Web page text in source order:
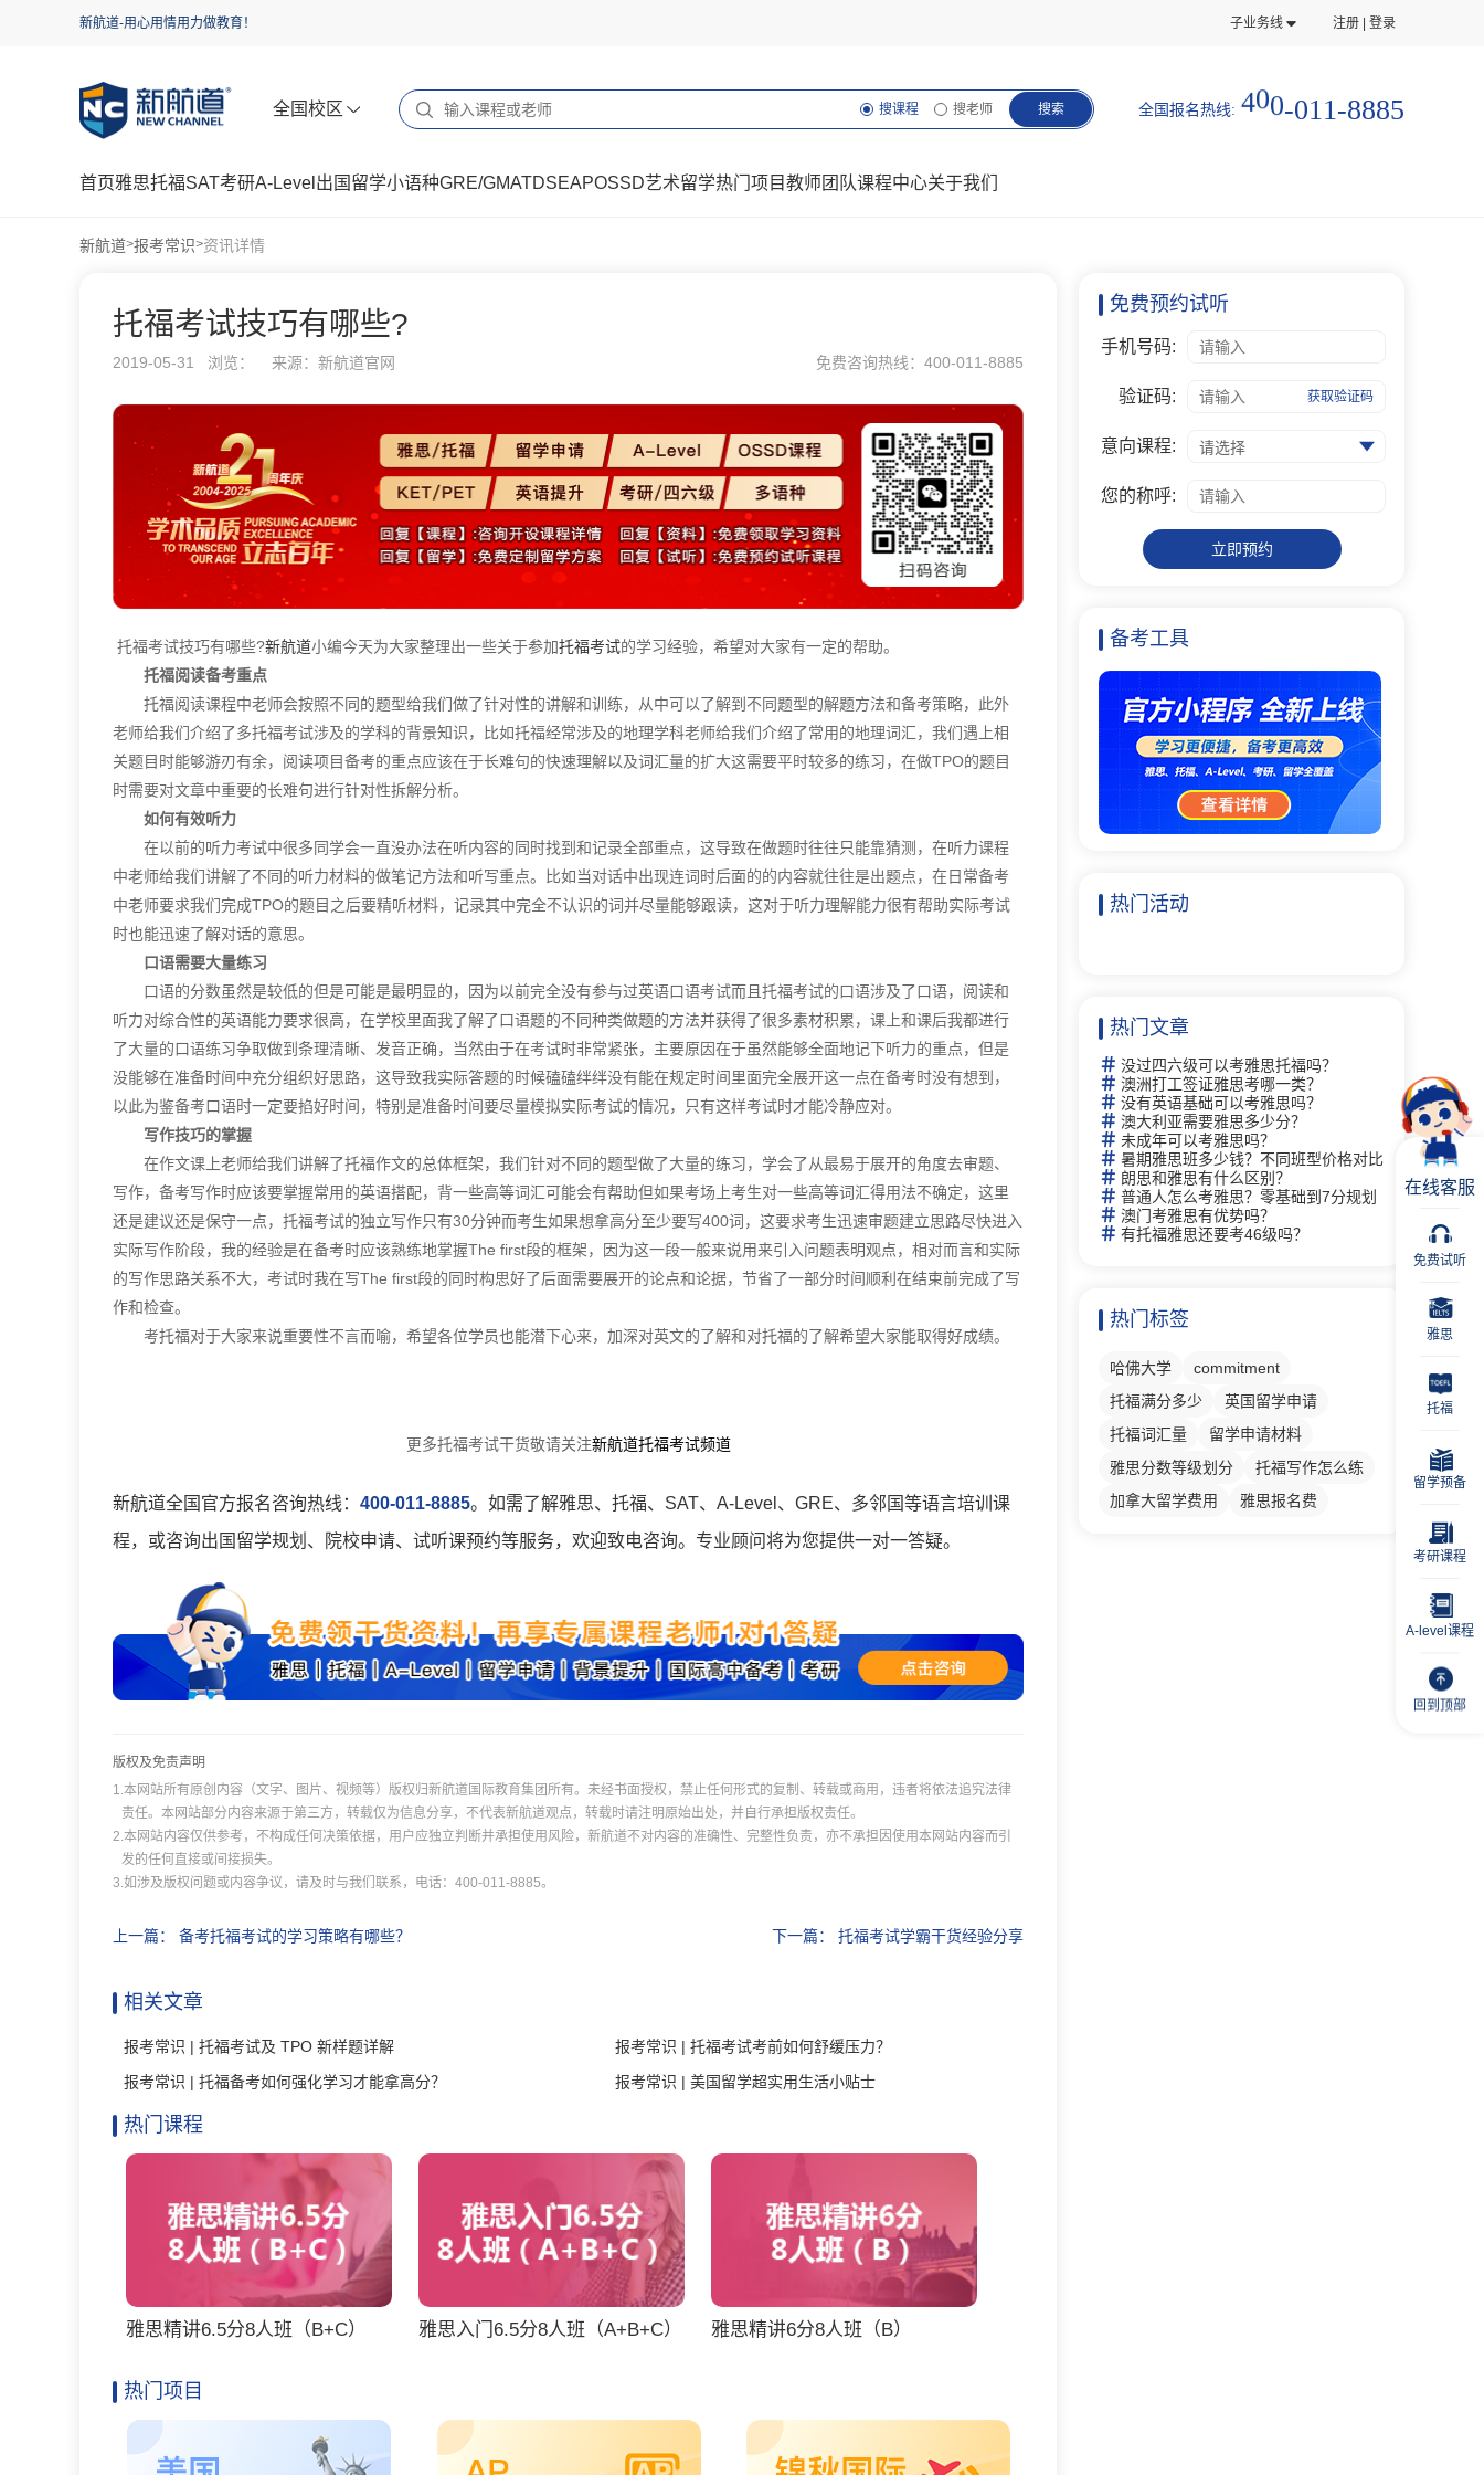
新航道-用心用情用力做教育！ 子业务线 注册 | 登录
全国校区 搜课程 搜老师 搜索 全国报名热线: 400-01 1 8885
首页雅思托福SAT考研A-Level 出国留学小语种GRE/GMATDSEAPOSSD艺术留学热门项目教师团队课程中心关于我们
新航道>报考常识>资讯详情
托福考试技巧有哪些?
2019-05-31 浏览： 来源：新航道官网 免费咨询热线：400-011-8885
托福考试技巧有哪些?新航道小编今天为大家整理出一些关于参加托福考试的学习经验，希望对大家有一定的帮助。
托福阅读备考重点
托福阅读课程中老师会按照不同的题型给我们做了针对性的讲解和训练，从中可以了解到不同题型的解题方法和备考策略，此外
老师给我们介绍了多托福考试涉及的学科的背景知识，比如托福经常涉及的地理学科老师给我们介绍了常用的地理词汇，我们遇上相
关题目时能够游刃有余，阅读项目备考的重点应该在于长难句的快速理解以及词汇量的扩大这需要平时较多的练习，在做TPO的题目
时需要对文章中重要的长难句进行针对性拆解分析。
如何有效听力
在以前的听力考试中很多同学会一直没办法在听内容的同时找到和记录全部重点，这导致在做题时往往只能靠猜测，在听力课程
中老师给我们讲解了不同的听力材料的做笔记方法和听写重点。比如当对话中出现连词时后面的的内容就往往是出题点，在日常备考
中老师要求我们完成TPO的题目之后要精听材料，记录其中完全不认识的词并尽量能够跟读，这对于听力理解能力很有帮助实际考试
时也能迅速了解对话的意思。
口语需要大量练习
口语的分数虽然是较低的但是可能是最明显的，因为以前完全没有参与过英语口语考试而且托福考试的口语涉及了口语，阅读和
听力对综合性的英语能力要求很高，在学校里面我了解了口语题的不同种类做题的方法并获得了很多素材积累，课上和课后我都进行
了大量的口语练习争取做到条理清晰、发音正确，当然由于在考试时非常紧张，主要原因在于虽然能够全面地记下听力的重点，但是
没能够在准备时间中充分组织好思路，这导致我实际答题的时候磕磕绊绊没有能在规定时间里面完全展开这一点在备考时没有想到，
以此为鉴备考口语时一定要掐好时间，特别是准备时间要尽量模拟实际考试的情况，只有这样考试时才能冷静应对。
写作技巧的掌握
在作文课上老师给我们讲解了托福作文的总体框架，我们针对不同的题型做了大量的练习，学会了从最易于展开的角度去审题、
写作，备考写作时应该要掌握常用的英语搭配，背一些高等词汇可能会有帮助但如果考场上考生对一些高等词汇得用法不确定，这里
还是建议还是保守一点，托福考试的独立写作只有30分钟而考生如果想拿高分至少要写400词，这要求考生迅速审题建立思路尽快进入
实际写作阶段，我的经验是在备考时应该熟练地掌握The first段的框架，因为这一段一般来说用来引入问题表明观点，相对而言和实际
的写作思路关系不大，考试时我在写The first段的同时构思好了后面需要展开的论点和论据，节省了一部分时间顺利在结束前完成了写
作和检查。
考托福对于大家来说重要性不言而喻，希望各位学员也能潜下心来，加深对英文的了解和对托福的了解希望大家能取得好成绩。
更多托福考试干货敬请关注新航道托福考试频道
新航道全国官方报名咨询热线： 400-011-8885。如需了解雅思、托福、SAT、A-Level、GRE、多邻国等语言培训课
程，或咨询出国留学规划、院校申请、试听课预约等服务，欢迎致电咨询。专业顾问将为您提供一对一答疑。
版权及免责声明
1.本网站所有原创内容（文字、图片、视频等）版权归新航道国际教育集团所有。未经书面授权，禁止任何形式的复制、转载或商用，违者将依法追究法律
责任。本网站部分内容来源于第三方，转载仅为信息分享，不代表新航道观点，转载时请注明原始出处，并自行承担版权责任。
2.本网站内容仅供参考，不构成任何决策依据，用户应独立判断并承担使用风险，新航道不对内容的准确性、完整性负责，亦不承担因使用本网站内容而引
发的任何直接或间接损失。
3.如涉及版权问题或内容争议，请及时与我们联系，电话：400-011-8885。
上一篇： 备考托福考试的学习策略有哪些？ 下一篇： 托福考试学霸干货经验分享
相关文章
报考常识 | 托福考试及 TPO 新样题详解
报考常识 | 托福考试考前如何舒缓压力？
报考常识 | 托福备考如何强化学习才能拿高分？
报考常识 | 美国留学超实用生活小贴士
热门课程
雅思精讲6.5分8人班（B+C） 雅思入门6.5分8人班（A+B+C） 雅思精讲6分8人班（B）
热门项目
免费预约试听
手机号码:
验证码: 获取验证码
意向课程: 请选择
您的称呼:
立即预约
备考工具
热门活动
热门文章
没过四六级可以考雅思托福吗？
澳洲打工签证雅思考哪一类？
没有英语基础可以考雅思吗？
澳大利亚需要雅思多少分？
未成年可以考雅思吗？
暑期雅思班多少钱？不同班型价格对比
朗思和雅思有什么区别？
普通人怎么考雅思？零基础到7分规划
澳门考雅思有优势吗？
有托福雅思还要考46级吗？
热门标签
哈佛大学
commitment
托福满分多少
英国留学申请
托福词汇量
留学申请材料
雅思分数等级划分
托福写作怎么练
加拿大留学费用
雅思报名费
在线客服
免费试听
雅思
托福
留学预备
考研课程
A-level课程
回到顶部
登录
我已阅读并同意《用户服务条款及隐私政策》